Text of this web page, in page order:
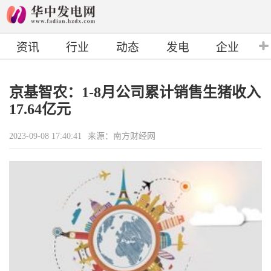
资讯 行业 动态 发电 企业
京基智农：1-8月公司累计销售生猪收入
17.64亿元
2023-09-08 17:40:41 来源：南方财经网